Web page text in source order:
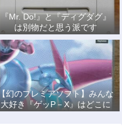
『Mr. Do!』と『ディグダグ』
は別物だと思う派です
【幻のプレミアソフト】みんな
大好き『ゲッP－X』はどこに
もない！